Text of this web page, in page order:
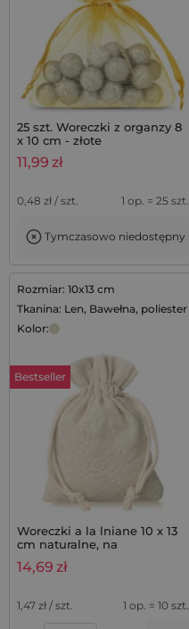
25 szt. Woreczki z organzy 8
x 10 cm - złote
11,99 zł
0,48 zł / szt. 1 op. = 25 szt.
Tymczasowo niedostępny
Rozmiar: 10x13 cm
Tkanina: Len, Bawełna, poliester
Kolor:
Bestseller
Woreczki a la lniane 10 x 13
cm naturalne, na
podziękowania z lawendą -
10 szt.
14,69 zł
1,47 zł / szt. 1 op. = 10 szt.